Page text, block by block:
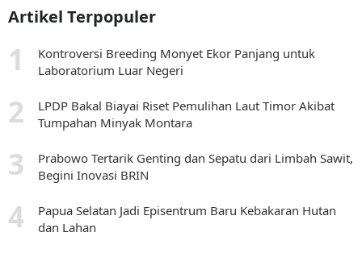
Artikel Terpopuler
Kontroversi Breeding Monyet Ekor Panjang untuk
Laboratorium Luar Negeri
LPDP Bakal Biayai Riset Pemulihan Laut Timor Akibat
Tumpahan Minyak Montara
Prabowo Tertarik Genting dan Sepatu dari Limbah Sawit,
Begini Inovasi BRIN
Papua Selatan Jadi Episentrum Baru Kebakaran Hutan
dan Lahan